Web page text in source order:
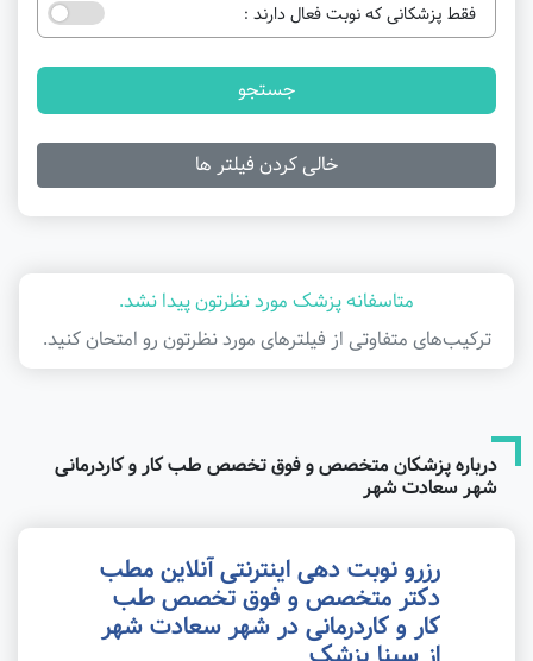
فقط پزشکانی که نوبت فعال دارند :
جستجو
خالی کردن فیلتر ها
متاسفانه پزشک مورد نظرتون پیدا نشد.
ترکیب‌های متفاوتی از فیلتر‌های مورد نظرتون رو امتحان کنید.
درباره پزشکان متخصص و فوق تخصص طب کار و کاردرمانی
شهر سعادت شهر
رزرو نوبت دهی اینترنتی آنلاین مطب
دکتر متخصص و فوق تخصص طب
کار و کاردرمانی در شهر سعادت شهر